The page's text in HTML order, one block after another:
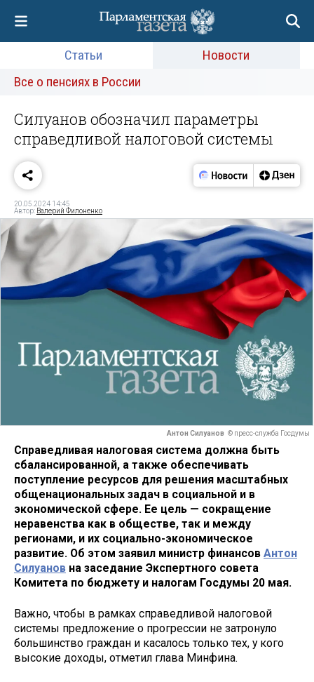
Статьи
Новости
Все о пенсиях в России
Силуанов обозначил параметры
справедливой налоговой системы
20.05.2024 14:45
Автор: Валерий Филоненко
Антон Силуанов © пресс-служба Госдумы
Справедливая налоговая система должна быть
сбалансированной, а также обеспечивать
поступление ресурсов для решения масштабных
общенациональных задач в социальной и в
экономической сфере. Ее цель — сокращение
неравенства как в обществе, так и между
регионами, и их социально-экономическое
развитие. Об этом заявил министр финансов Антон
Силуанов на заседание Экспертного совета
Комитета по бюджету и налогам Госдумы 20 мая.
Важно, чтобы в рамках справедливой налоговой
системы предложение о прогрессии не затронуло
большинство граждан и касалось только тех, у кого
высокие доходы, отметил глава Минфина.